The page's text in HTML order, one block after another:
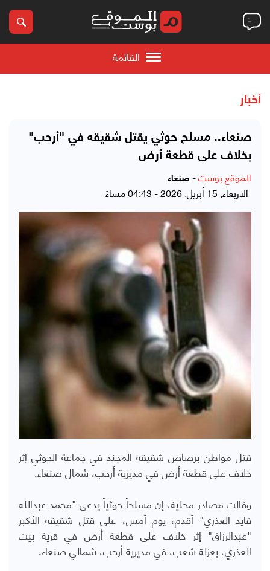
القائمة
أخبار
صنعاء.. مسلح حوثي يقتل شقيقه في "أرحب"
بخلاف على قطعة أرض
الموقع بوست- صنعاء
الاربعاء, 15 أبريل, 2026 - 04:43 مساءً
قتل مواطن برصاص شقيقه المجند في جماعة الحوثي إثر
خلاف على قطعة أرض في مديرية أرحب، شمال صنعاء.
وقالت مصادر محلية، إن مسلحاً حوثياً يدعى "محمد عبدالله
قايد العذري" أقدم، يوم أمس، على قتل شقيقه الأكبر
"عبدالرزاق" إثر خلاف على قطعة أرض في قرية بيت
العذري، بعزلة شعب، في مديرية أرحب، شمالي صنعاء.